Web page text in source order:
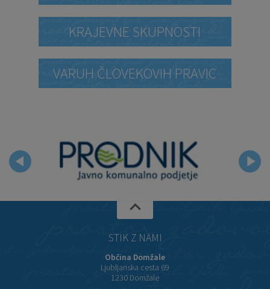
KRAJEVNE SKUPNOSTI
VARUH ČLOVEKOVIH PRAVIC
STIK Z NAMI
Občina Domžale
Ljubljanska cesta 69
1230 Domžale